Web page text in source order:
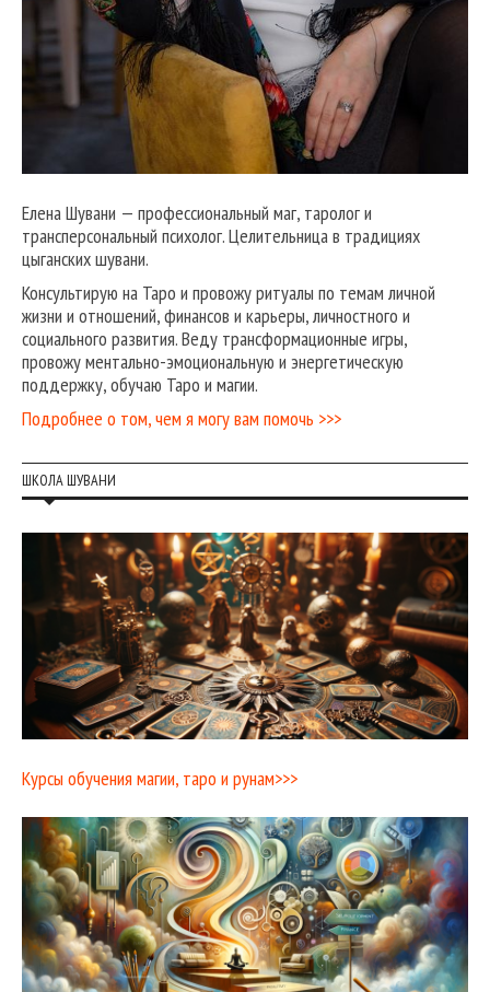
Елена Шувани — профессиональный маг, таролог и
трансперсональный психолог. Целительница в традициях
цыганских шувани.
Консультирую на Таро и провожу ритуалы по темам личной
жизни и отношений, финансов и карьеры, личностного и
социального развития. Веду трансформационные игры,
провожу ментально-эмоциональную и энергетическую
поддержку, обучаю Таро и магии.
Подробнее о том, чем я могу вам помочь >>>
ШКОЛА ШУВАНИ
Курсы обучения магии, таро и рунам>>>